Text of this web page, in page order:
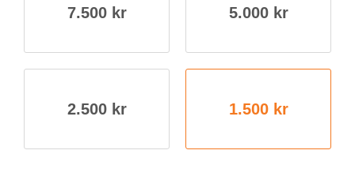
7.500 kr 5.000 kr
2.500 kr 1.500 kr